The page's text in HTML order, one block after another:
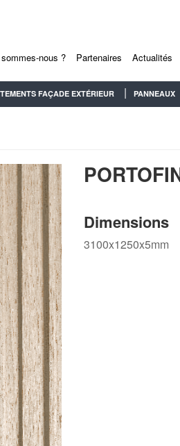
nous ? Partenaires Actualités
FAÇADE EXTÉRIEUR PANNEAUX
Dimensions
3100x1250x5mm